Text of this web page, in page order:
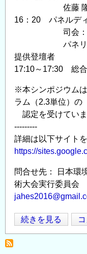
佐藤 隆 氏（
16：20 パネルデ
司会： 藤岡
パネリスト：
提供登壇者
17:10～17:30 総合
※本シンポジウム
ラム（2.3単位）の
認定を受けていま
---------
詳細は以下サイト
https://
問合せ先： 日本環
術大会実行委員会
日
本
続きを見る